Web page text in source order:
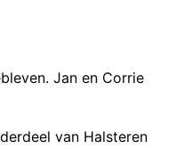
Jan en Corrie
van Halsteren